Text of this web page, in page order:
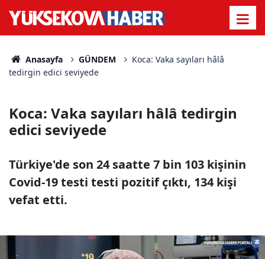
Anasayfa GÜNDEM
Koca: Vaka sayıları hâlâ
tedirgin edici seviyede
Koca: Vaka sayıları hâlâ tedirgin
edici seviyede
Türkiye'de son 24 saatte 7 bin 103 kişinin
Covid-19 testi testi pozitif çıktı, 134 kişi
vefat etti.